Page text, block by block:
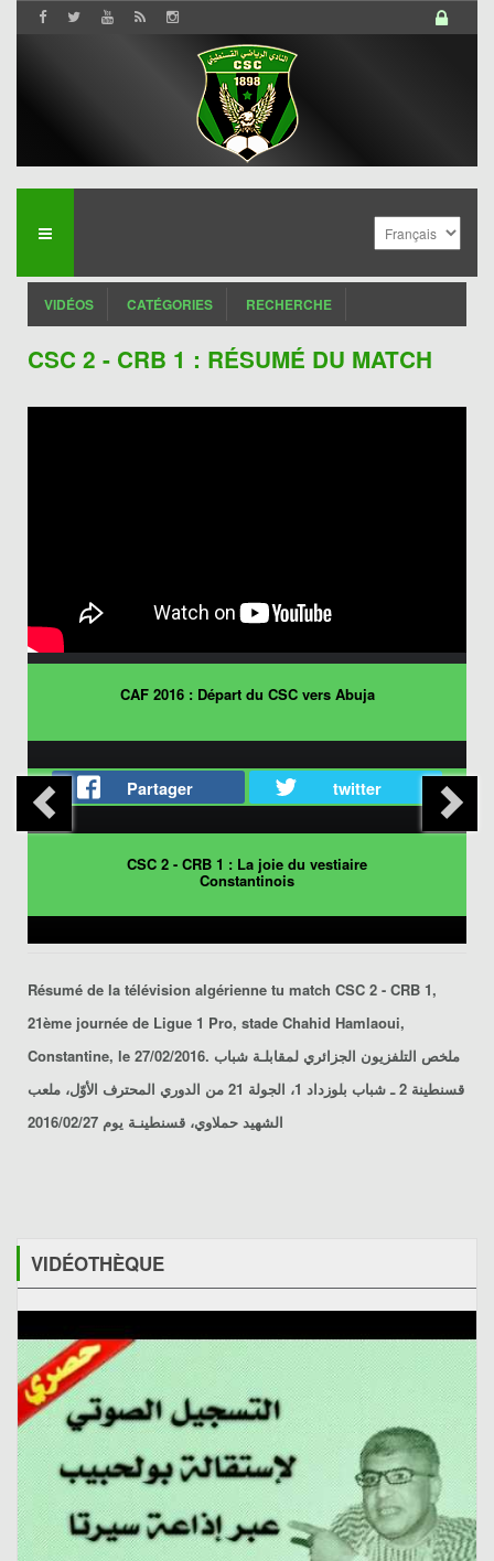
VIDÉOS CATÉGORIES RECHERCHE
CSC 2 - CRB 1 : RÉSUMÉ DU MATCH
CAF 2016 : Départ du CSC vers Abuja
Partager twitter
CSC 2 - CRB 1 : La joie du vestiaire
Constantinois
Résumé de la télévision algérienne tu match CSC 2 - CRB 1,
21ème journée de Ligue 1 Pro, stade Chahid Hamlaoui,
Constantine, le 27/02/2016. ملخص التلفزيون الجزائري لمقابلـة شباب
قسنطينة 2 ـ شباب بلوزداد 1، الجولة 21 من الدوري المحترف الأوّل، ملعب
الشهيد حملاوي، قسنطينـة يوم 2016/02/27
VIDÉOTHÈQUE